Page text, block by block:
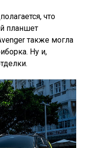
что
планшет
также могла
Ну и,